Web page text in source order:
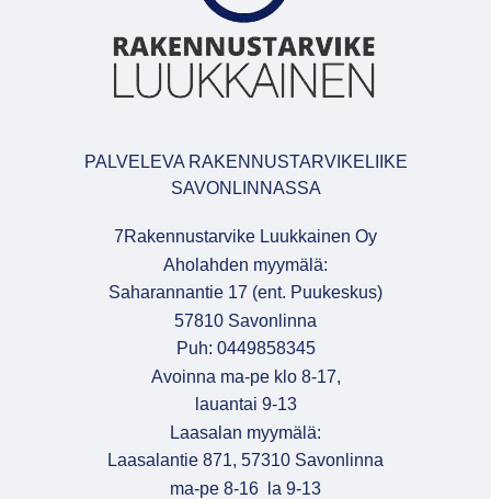
PALVELEVA RAKENNUSTARVIKELIIKE
SAVONLINNASSA
7Rakennustarvike Luukkainen Oy
Aholahden myymälä:
Saharannantie 17 (ent. Puukeskus)
57810 Savonlinna
Puh: 0449858345
Avoinna ma-pe klo 8-17,
lauantai 9-13
Laasalan myymälä:
Laasalantie 871, 57310 Savonlinna
ma-pe 8-16 la 9-13